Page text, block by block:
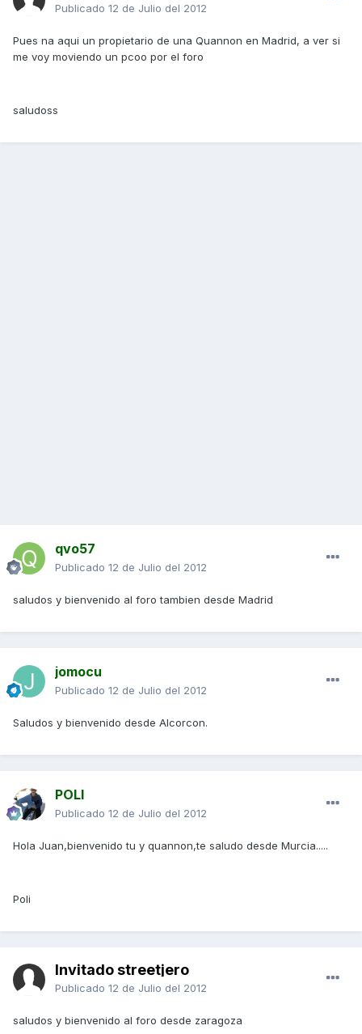
Publicado 12 de Julio del 2012
Pues na aqui un propietario de una Quannon en Madrid, a ver si
me voy moviendo un pcoo por el foro
saludoss
qvo57
Publicado 12 de Julio del 2012
saludos y bienvenido al foro tambien desde Madrid
jomocu
Publicado 12 de Julio del 2012
Saludos y bienvenido desde Alcorcon.
POLI
Publicado 12 de Julio del 2012
Hola Juan,bienvenido tu y quannon,te saludo desde Murcia.....
Poli
Invitado streetjero
Publicado 12 de Julio del 2012
saludos y bienvenido al foro desde zaragoza